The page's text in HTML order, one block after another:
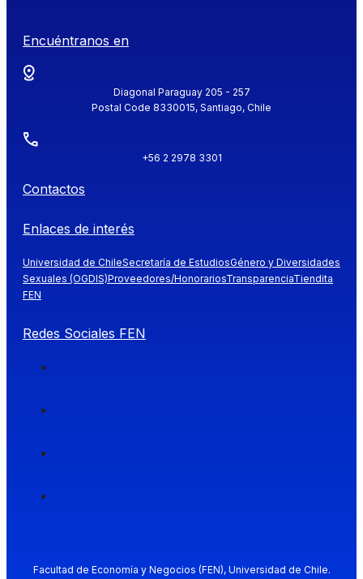
Encuéntranos en
Diagonal Paraguay 205 - 257
Postal Code 8330015, Santiago, Chile
+56 2 2978 3301
Contactos
Enlaces de interés
Universidad de ChileSecretaría de EstudiosGénero y Diversidades
Sexuales (OGDIS)Proveedores/HonorariosTransparenciaTiendita
FEN
Redes Sociales FEN
Facultad de Economía y Negocios (FEN), Universidad de Chile.